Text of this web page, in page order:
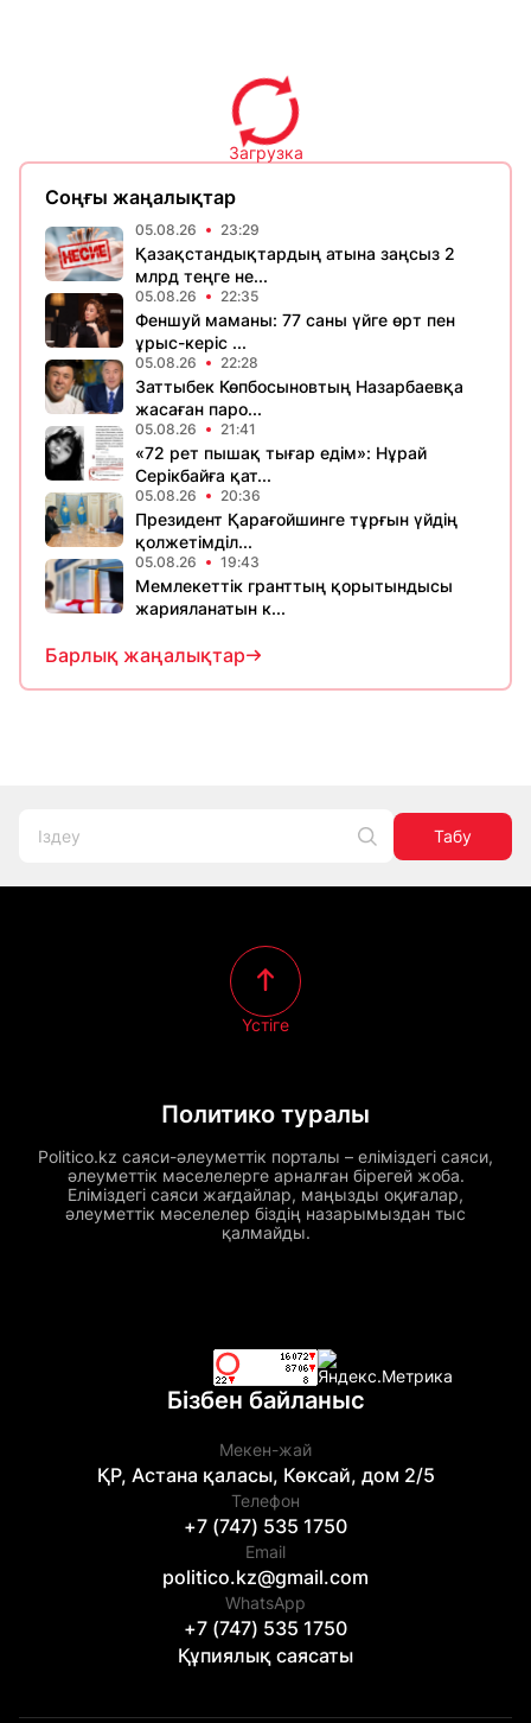
Загрузка
Соңғы жаңалықтар
05.08.26 23:29
Қазақстандықтардың атына заңсыз 2
млрд теңге не...
05.08.26 22:35
Феншуй маманы: 77 саны үйге өрт пен
ұрыс-керіс ...
05.08.26 22:28
Заттыбек Көпбосыновтың Назарбаевқа
жасаған паро...
05.08.26 21:41
«72 рет пышақ тығар едім»: Нұрай
Серікбайға қат...
05.08.26 20:36
Президент Қарағойшинге тұрғын үйдің
қолжетімділ...
05.08.26 19:43
Мемлекеттік гранттың қорытындысы
жарияланатын к...
Барлық жаңалықтар
Табу
Политико туралы
Politico.kz саяси-әлеуметтік порталы – еліміздегі саяси,
әлеуметтік мәселелерге арналған бірегей жоба.
Еліміздегі саяси жағдайлар, маңызды оқиғалар,
әлеуметтік мәселелер біздің назарымыздан тыс
қалмайды.
Үстіге
Бізбен байланыс
Мекен-жай
ҚР, Астана қаласы, Көксай, дом 2/5
Телефон
+7 (747) 535 1750
Email
politico.kz@gmail.com
WhatsApp
+7 (747) 535 1750
Құпиялық саясаты